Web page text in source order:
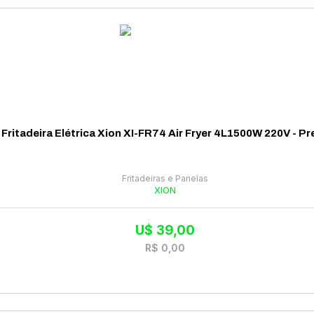
Fritadeira Elétrica Xion XI-FR74 Air Fryer 4L1500W 220V -
Fritadeiras e Panelas
XION
U$ 39,00
R$ 0,00